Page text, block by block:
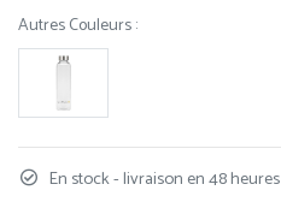
Autres Couleurs :
En stock - livraison en 48 heures